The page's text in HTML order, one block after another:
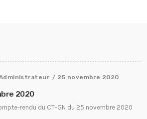
du dispositif
/ 25 novembre 2020
2020
rendu du CT-GN du 25 novembre 2020